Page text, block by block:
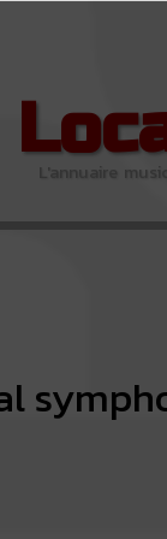
L'annuaire